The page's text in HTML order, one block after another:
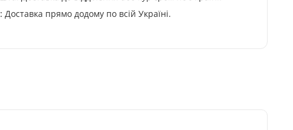
Доставка прямо додому по всій Україні.